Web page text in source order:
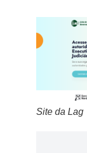
Site da Lag